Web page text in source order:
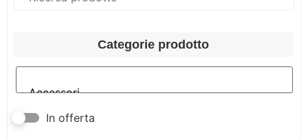
Categorie prodotto
In offerta